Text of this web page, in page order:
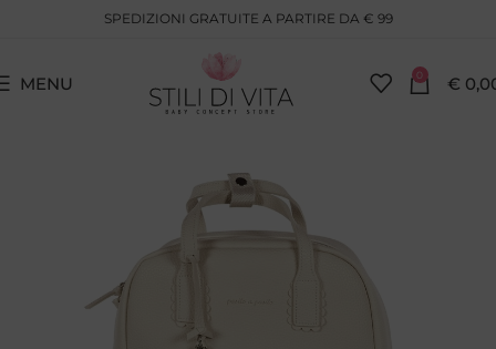
SPEDIZIONI GRATUITE A PARTIRE DA € 99
MENU 0 €